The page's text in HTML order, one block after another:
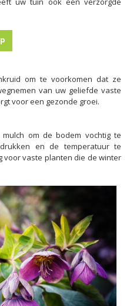
om te voorkomen dat ze
van uw geliefde vaste
voor een gezonde groei.
om de bodem vochtig te
en de temperatuur te
voor vaste planten die de winter